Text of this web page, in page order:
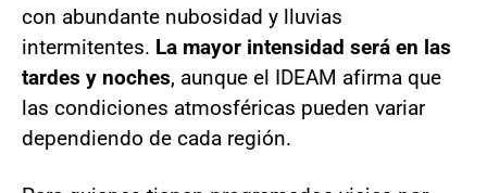
con abundante nubosidad y lluvias
intermitentes. La mayor intensidad será en las
tardes y noches, aunque el IDEAM afirma que
las condiciones atmosféricas pueden variar
dependiendo de cada región.